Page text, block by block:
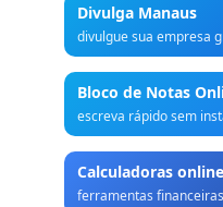
Divulga Manaus
divulgue sua empresa
Bloco de Notas
escreva rápido sem
Calculadoras online
ferramentas